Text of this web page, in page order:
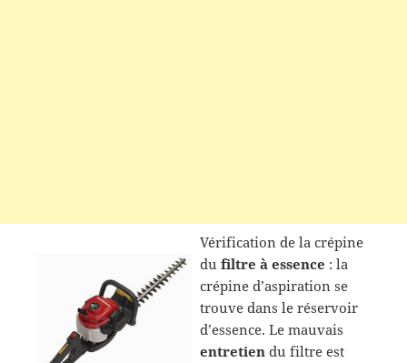
Vérification de la crépine
dufiltre à essence : la
crépine d’aspiration se
trouve dans le réservoir
d’essence. Le mauvais
entretiendu filtre est